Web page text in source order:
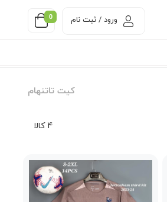
0 ورود / ثبت نام
کیت تاتنهام
4 کالا